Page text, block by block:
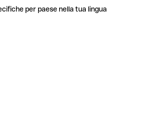
per paese nella tua lingua